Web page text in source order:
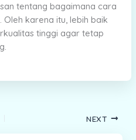
tentang bagaimana cara
karena itu, lebih baik
tinggi agar tetap
NEXT